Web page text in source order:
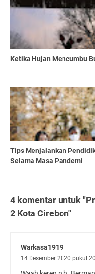
Ketika Hujan Mencumbu
Tips Menjalankan
Selama Masa Pandemi
4 komentar untuk
2 Kota Cirebon"
Warkasa1919
14 Desember 2020 pukul